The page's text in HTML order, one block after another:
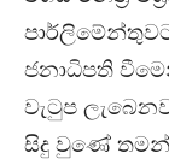
ජනාධිපති
වැටුප
සිදු වුණේ තමන්